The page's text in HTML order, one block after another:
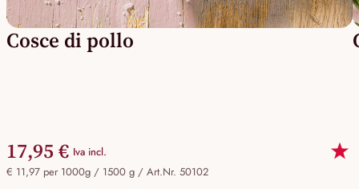
Cosce di pollo
17,95 € Iva incl.
€ 11,97 per 1000g / 1500 g / Art.Nr. 50102